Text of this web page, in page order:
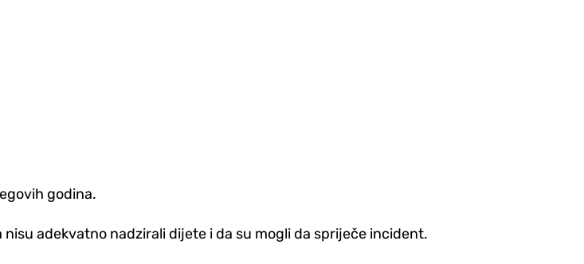
godina.
adekvatno nadzirali dijete i da su mogli da spriječe incident.